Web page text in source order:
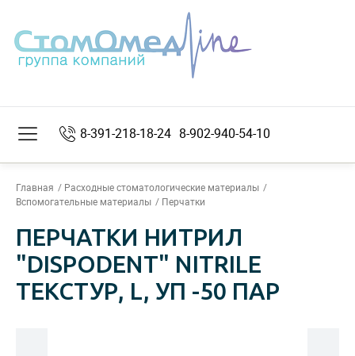
8-391-218-18-24 8-902-940-54-10
Главная
Расходные стоматологические материалы
Вспомогательные материалы
Перчатки
ПЕРЧАТКИ НИТРИЛ
"DISPODENT" NITRILE
ТЕКСТУР, L, УП -50 ПАР